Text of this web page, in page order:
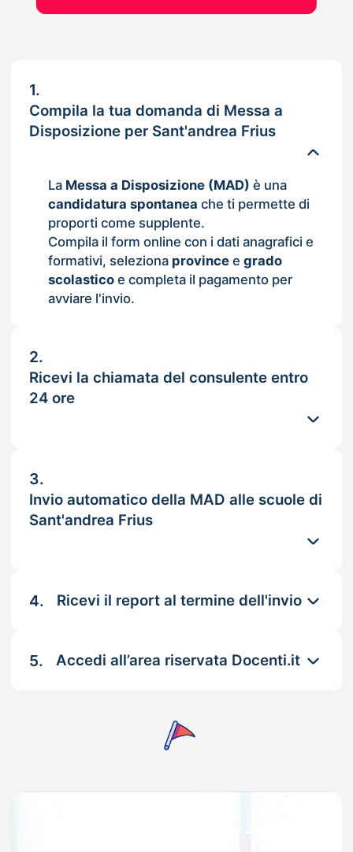
1.
Compila la tua domanda di Messa a
Disposizione per Sant'andrea Frius
La Messa a Disposizione (MAD) è una
candidatura spontanea che ti permette di
proporti come supplente.
Compila il form online con i dati anagrafici e
formativi, seleziona provincee grado
scolasticoe completa il pagamento per
avviare l'invio.
2.
Ricevi la chiamata del consulente entro
24 ore
3.
Invio automatico della MAD alle scuole di
Sant'andrea Frius
4. Ricevi il report al termine dell'invio
5. Accedi all’area riservata Docenti.it